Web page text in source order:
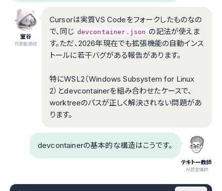
室谷
代表取締役
Cursorは実質VS Codeをフォークしたものなの
で、同じ devcontainer.json の記法が使えま
す。ただ、2026年現在でも拡張機能の自動インス
トールに若干バグがある報告があります。
特にWSL2（Windows Subsystem for Linux
2）とdevcontainerを組み合わせたケースで、
worktreeのパスが正しく解決されない問題があ
ります。
テキトー教師
.AI認定講師
devcontainerの基本的な構造はこうです。